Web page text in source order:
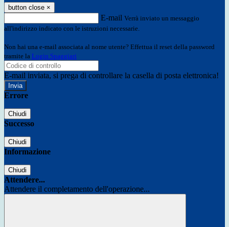
button close ×
E-mail Verrà inviato un messaggio
all'indirizzo indicato con le istruzioni necessarie.
Non hai una e-mail associata al nome utente? Effettua il reset della password
tramite la Login Spaggiari
E-mail inviata, si prega di controllare la casella di posta elettronica!
Errore
Chiudi
Successo
Chiudi
Informazione
Chiudi
Attendere...
Attendere il completamento dell'operazione...